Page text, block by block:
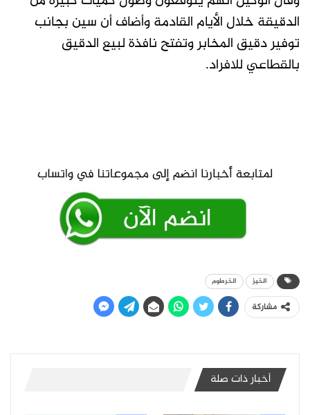
الدقيقة خلال الأيام القادمة وأضاف أن سين بجانب
توفير دقيق المخابر وتفتح نافذة لبيع الدقيق
بالقطاعي للافراد.
الخبز الخرطوم
مشاركة
أخبار ذات صلة